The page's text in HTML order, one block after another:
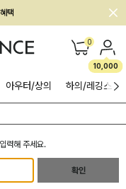
택
0
10,000
아우터/상의 하의/레깅스
력해 주세요.
확인